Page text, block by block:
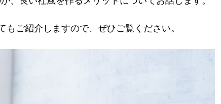
ご紹介しますので、ぜひご覧ください。